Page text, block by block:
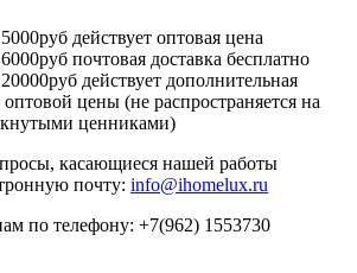
действует оптовая цена
6000руб почтовая доставка бесплатно
20000руб действует дополнительная
цены (не распространяется на
ценниками)
касающиеся нашей работы
почту: info@ihomelux.ru
по телефону: +7(962) 1553730